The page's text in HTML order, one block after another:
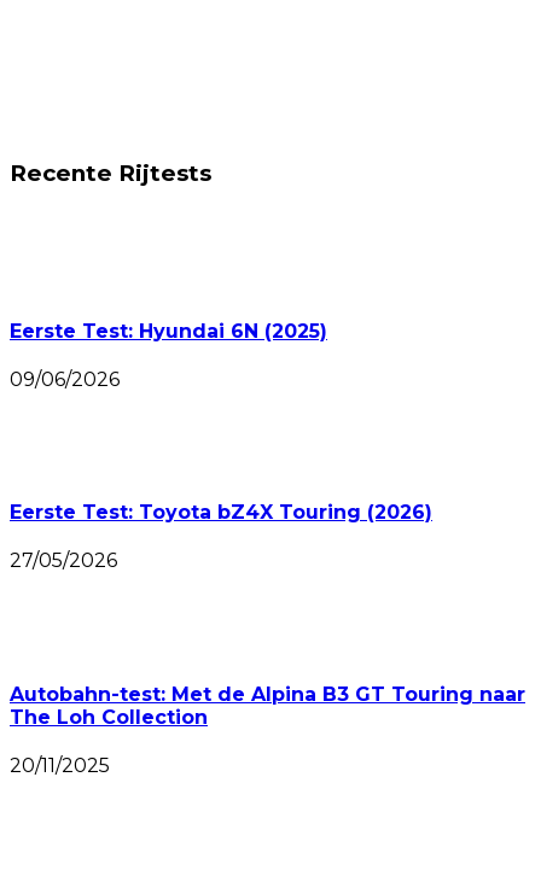
Recente Rijtests
Eerste Test: Hyundai 6N (2025)
09/06/2026
Eerste Test: Toyota bZ4X Touring (2026)
27/05/2026
Autobahn-test: Met de Alpina B3 GT Touring naar
The Loh Collection
20/11/2025